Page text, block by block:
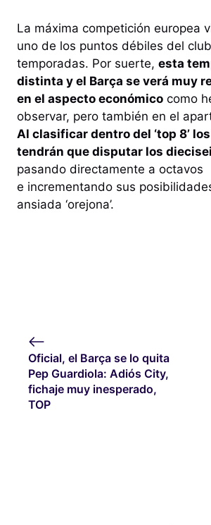
La máxima competición europea
uno de los puntos débiles del
temporadas. Por suerte, esta
distinta y el Barça se verá muy
en el aspecto económico como
observar, pero también en el
Al clasificar dentro del ‘top 8’
tendrán que disputar los
pasando directamente a octavos
e incrementando sus
ansiada ‘orejona’.
Oficial, el Barça se lo quita
Pep Guardiola: Adiós City,
fichaje muy inesperado,
TOP